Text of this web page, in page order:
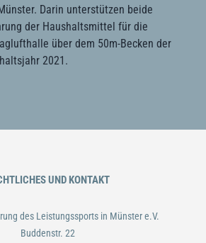
Darin unterstützen beide
der Haushaltsmittel für die
über dem 50m-Becken der
2021.
UND KONTAKT
des Leistungssports in Münster e.V.
Buddenstr. 22